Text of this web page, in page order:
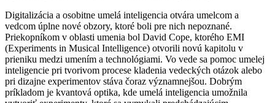
Digitalizácia a osobitne umelá inteligencia otvára umelcom a
vedcom úplne nové obzory, ktoré boli pre nich nepoznané.
Priekopníkom v oblasti umenia bol David Cope, ktorého EMI
(Experiments in Musical Intelligence) otvorili novú kapitolu v
prieniku medzi umením a technológiami. Vo vede sa pomoc umelej
inteligencie pri tvorivom procese kladenia vedeckých otázok alebo
pri dizajne experimentov stáva čoraz významnejšou. Dobrým
príkladom je kvantová optika, kde umelá inteligencia umožnila